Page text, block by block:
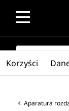
SEARCH
Aparatura
Korzyści